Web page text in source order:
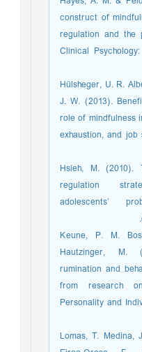
construct of
regulation and
Clinical
Hülsheger, U. R.
J. W. (2013).
role of mindfulness
exhaustion, and
Hsieh, M. (2010).
regulation
adolescents’
‏Keune, P. M.
Hautzinger, M.
rumination and
from research
Personality and
Lomas, T.